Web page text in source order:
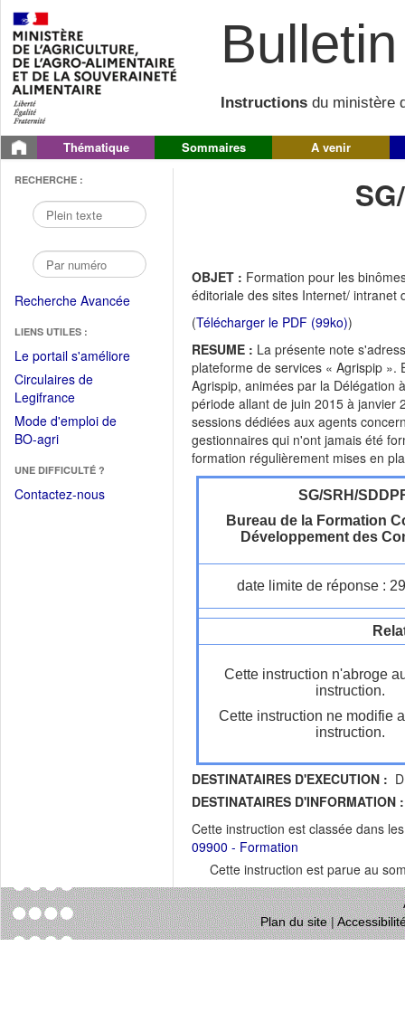
Instructions du ministère
Thématique Sommaires A venir
RECHERCHE :
Recherche Avancée
LIENS UTILES :
Le portail s'améliore(Fichier
Circulaires de
Legifrance(Ouvrir
dans
une
fenêtre)
Mode d'emploi de
BO-agri(Ouvrir
une
nouvelle
UNE DIFFICULTÉ ?
Contactez-nous
OBJET : Formation pour les
éditoriale des sites Internet/ intranet
(Télécharger le PDF (99ko))
RESUME : La présente note
plateforme de services « Agrispip
Agrispip, animées par la Délégation
période allant de juin 2015 à janvier
sessions dédiées aux agents
gestionnaires qui n'ont jamais été
formation régulièrement mises en
SG/SRH/
Bureau de la Formation
Développement des
date limite de réponse :
Cette instruction n'abroge
instruction.
Cette instruction ne modifie
instruction.
DESTINATAIRES D'EXECUTION :
DESTINATAIRES D'INFORMATION :
Cette instruction est classée dans
09900 - Formation
Cette instruction est parue au
Plan du site|